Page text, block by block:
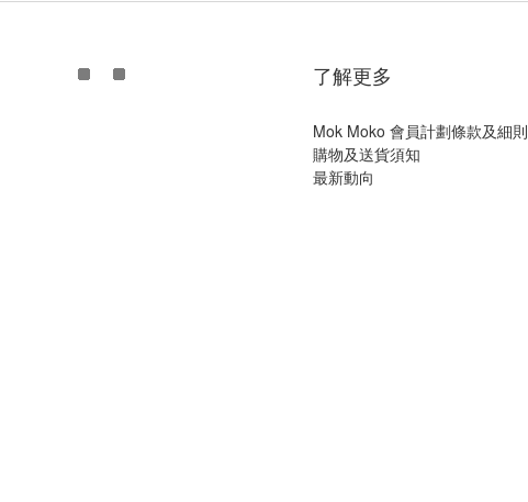
了解更多
Mok Moko 會員計劃條款及細則
購物及送貨須知
最新動向